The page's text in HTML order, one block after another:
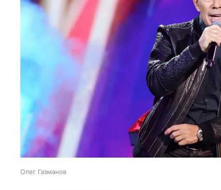
Олег Газманов